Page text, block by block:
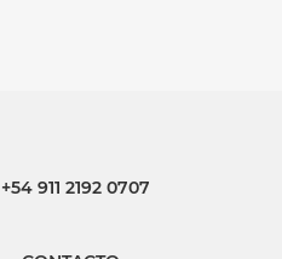
911 2192 0707